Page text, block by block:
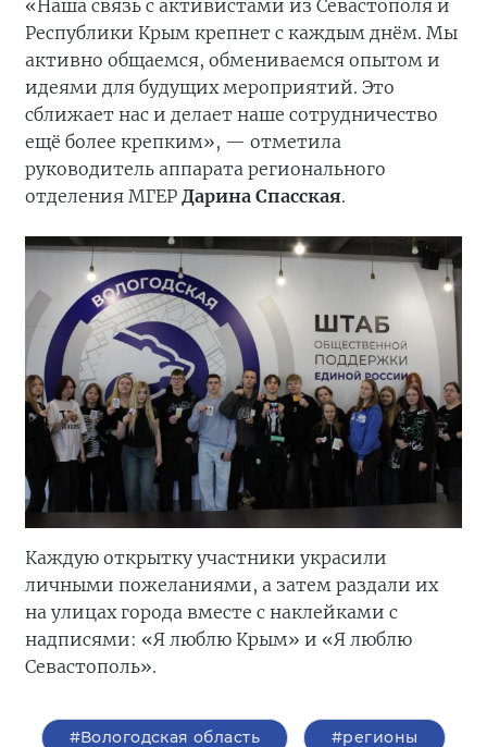
«Наша связь с активистами из Севастополя и
Республики Крым крепнет с каждым днём. Мы
активно общаемся, обмениваемся опытом и
идеями для будущих мероприятий. Это
сближает нас и делает наше сотрудничество
ещё более крепким», — отметила
руководитель аппарата регионального
отделения МГЕР Дарина Спасская.
Каждую открытку участники украсили
личными пожеланиями, а затем раздали их
на улицах города вместе с наклейками с
надписями: «Я люблю Крым» и «Я люблю
Севастополь».
#Вологодская область #регионы